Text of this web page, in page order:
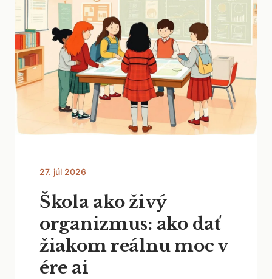
27. júl 2026
Škola ako živý
organizmus: ako dať
žiakom reálnu moc v
ére ai